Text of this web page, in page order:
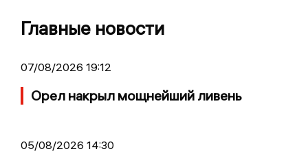
Главные новости
07/08/2026 19:12
Орел накрыл мощнейший ливень
05/08/2026 14:30